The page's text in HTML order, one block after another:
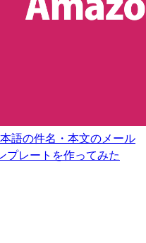
語の件名・本文のメール
プレートを作ってみた